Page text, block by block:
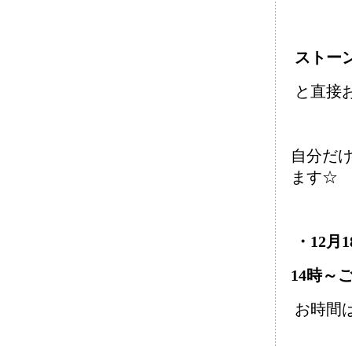
ストー
と直接
自分だ
ます☆
・12月
14時～
お時間